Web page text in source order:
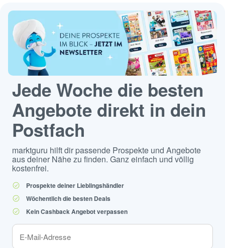
Jede Woche die besten
Angebote direkt in dein
Postfach
marktguru hilft dir passende Prospekte und Angebote
aus deiner Nähe zu finden. Ganz einfach und völlig
kostenfrei.
Prospekte deiner Lieblingshändler
Wöchentlich die besten Deals
Kein Cashback Angebot verpassen